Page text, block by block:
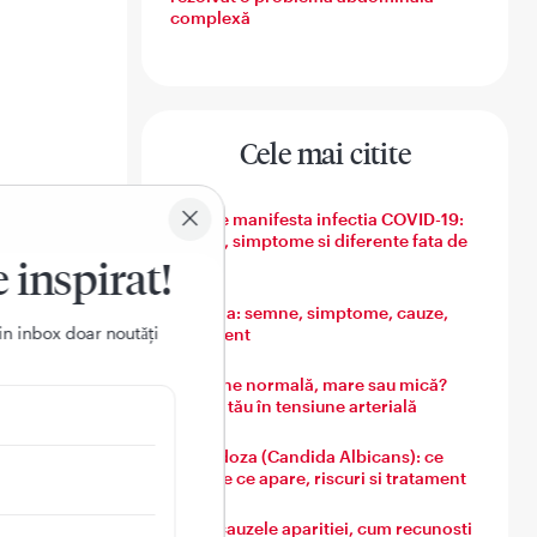
au
inspirat!
inbox doar noutǎți
complexă
Cele mai citite
Cum se manifesta infectia COVID-19:
semne, simptome si diferente fata de
Varicela: semne, simptome, cauze,
tratament
Tensiune normală, mare sau mică?
Ghidul tău în tensiune arterială
Candidoza (Candida Albicans): ce
este, de ce apare, riscuri si tratament
Guta: cauzele aparitiei, cum recunosti